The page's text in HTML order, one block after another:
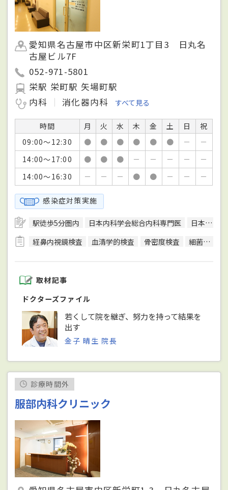
愛知県名古屋市中区新栄町1丁目3 日丸名
古屋ビル7F
052-971-5801
栄駅 栄町駅 矢場町駅
内科
消化器内科 すべて見る
時間 月 火 水 木 金 土 日
祝
09:00～12:30
● ● ● ● ● ● －
－
14:00～17:00
● ● ● － － － －
－
14:00～16:30
－ － － ● ● － － －
感染症対策実施
駅徒歩5分圏内 日本内科学会総合内科専門医
日本循環器学会循環器専門医
経鼻内視鏡検査
血清学的検査 骨密度検査 細菌検査
取材記事
ドクターズファイル
若くして院を継ぎ、努力を持って結果を
出す
金子 晴生 院長
診療時間外
服部内科クリニック